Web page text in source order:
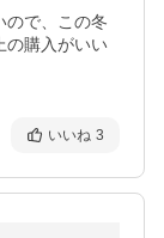
ので、この冬
の購入がいい
いいね 3